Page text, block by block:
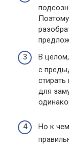
В
с
для
Но к